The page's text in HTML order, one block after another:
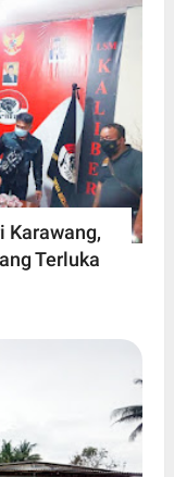
Karawang,
Terluka